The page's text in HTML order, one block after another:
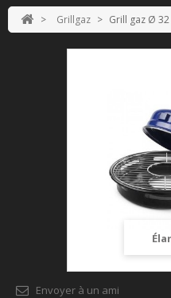
> Grillgaz > Grill gaz Ø 32
Envoyer à un ami